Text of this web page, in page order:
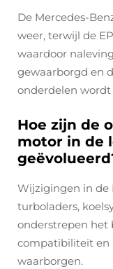
De Mercedes-
weer, terwijl de
waardoor
gewaarborgd en
onderdelen
Hoe zijn de
motor in de
Wijzigingen in de
turboladers,
onderstrepen het
compatibiliteit en
waarborgen.